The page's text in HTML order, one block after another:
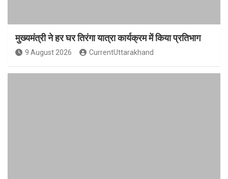
मुख्यमंत्री ने हर घर तिरंगा यात्रा कार्यक्रम में किया प्रतिभाग
9 August 2026 CurrentUttarakhand